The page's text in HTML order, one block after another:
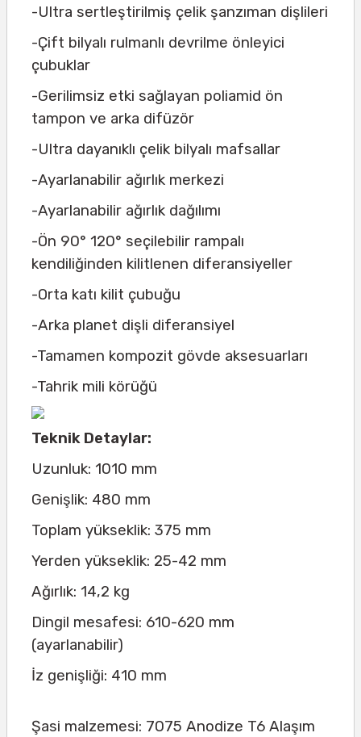
-Ultra sertleştirilmiş çelik şanzıman dişlileri
-Çift bilyalı rulmanlı devrilme önleyici
çubuklar
-Gerilimsiz etki sağlayan poliamid ön
tampon ve arka difüzör
-Ultra dayanıklı çelik bilyalı mafsallar
-Ayarlanabilir ağırlık merkezi
-Ayarlanabilir ağırlık dağılımı
-Ön 90° 120° seçilebilir rampalı
kendiliğinden kilitlenen diferansiyeller
-Orta katı kilit çubuğu
-Arka planet dişli diferansiyel
-Tamamen kompozit gövde aksesuarları
-Tahrik mili körüğü
Teknik Detaylar:
Uzunluk: 1010 mm
Genişlik: 480 mm
Toplam yükseklik: 375 mm
Yerden yükseklik: 25-42 mm
Ağırlık: 14,2 kg
Dingil mesafesi: 610-620 mm
(ayarlanabilir)
İz genişliği: 410 mm
Şasi malzemesi: 7075 Anodize T6 Alaşım